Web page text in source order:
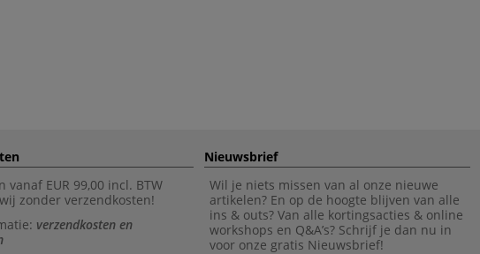
vanaf EUR 99,00 incl. BTW
zonder verzendkosten!
verzendkosten en
Nieuwsbrief
Wil je niets missen van al onze nieuwe
artikelen? En op de hoogte blijven van alle
ins & outs? Van alle kortingsacties & online
workshops en Q&A’s? Schrijf je dan nu in
voor onze gratis Nieuwsbrief!